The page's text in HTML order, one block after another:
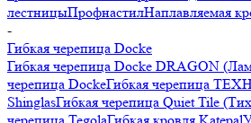
лестницыПрофнастилНаплавляемая
-
Гибкая черепица Docke
Гибкая черепица Docke DRAGON
черепица DockeГибкая черепица
ShinglasГибкая черепица Quiet Tile